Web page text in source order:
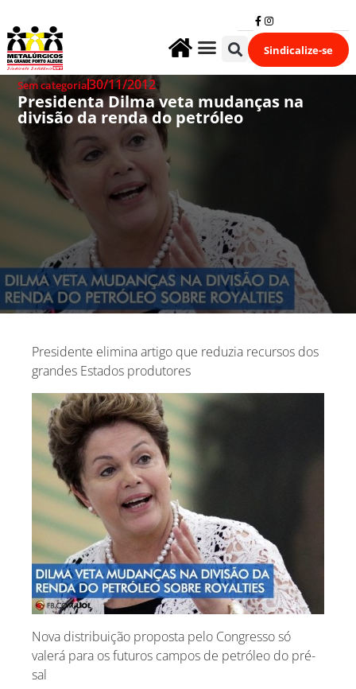
Sindicalize-se
Sem categoria30/11/2012
Presidenta Dilma veta mudanças na
divisão da renda do petróleo
Presidente elimina artigo que reduzia recursos dos
grandes Estados produtores
Nova distribuição proposta pelo Congresso só
valerá para os futuros campos de petróleo do pré-
sal